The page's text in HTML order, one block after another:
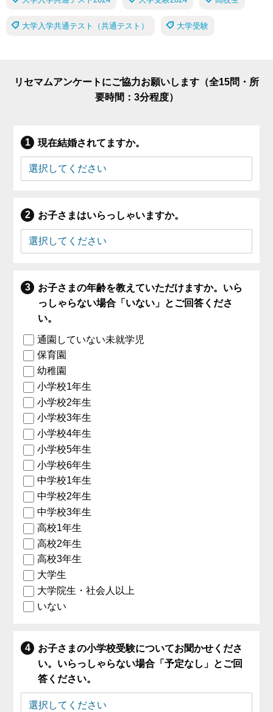
大学入学共通テスト（共通テスト） 大学受験
リセマムアンケートにご協力お願いします（全15問・所
要時間：3分程度）
現在結婚されてますか。
お子さまはいらっしゃいますか。
お子さまの年齢を教えていただけますか。いら
っしゃらない場合「いない」とご回答くださ
い。
通園していない未就学児
保育園
幼稚園
小学校1年生
小学校2年生
小学校3年生
小学校4年生
小学校5年生
小学校6年生
中学校1年生
中学校2年生
中学校3年生
高校1年生
高校2年生
高校3年生
大学生
大学院生・社会人以上
いない
お子さまの小学校受験についてお聞かせくださ
い。いらっしゃらない場合「予定なし」とご回
答ください。